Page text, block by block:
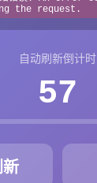
the request.
自动刷新倒计时
57